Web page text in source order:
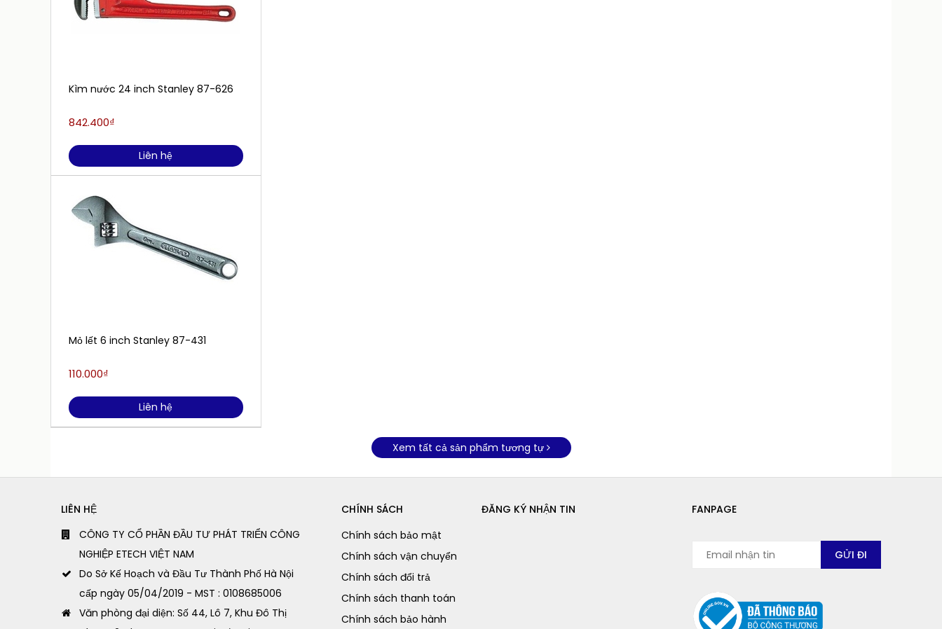
Kìm nước 24 inch Stanley 87-626
842.400₫
Liên hệ
Mỏ lết 6 inch Stanley 87-431
110.000₫
Liên hệ
Xem tất cả sản phẩm tương tự
LIÊN HỆ
CÔNG TY CỔ PHẦN ĐẦU TƯ PHÁT TRIỂN CÔNG
NGHIỆP ETECH VIỆT NAM
Do Sở Kế Hoạch và Đầu Tư Thành Phố Hà Nội
cấp ngày 05/04/2019 - MST : 0108685006
Văn phòng đại diện: Số 44, Lô 7, Khu Đô Thị
CHÍNH SÁCH
Chính sách bảo mật
Chính sách vận chuyển
Chính sách đổi trả
Chính sách thanh toán
Chính sách bảo hành
ĐĂNG KÝ NHẬN TIN FANPAGE